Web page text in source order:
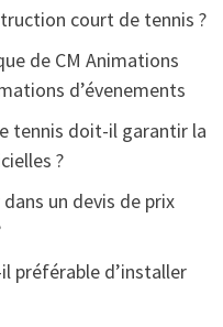
court de tennis ?
de CM Animations
d’évenements
tennis doit-il garantir la
?
un devis de prix
préférable d’installer